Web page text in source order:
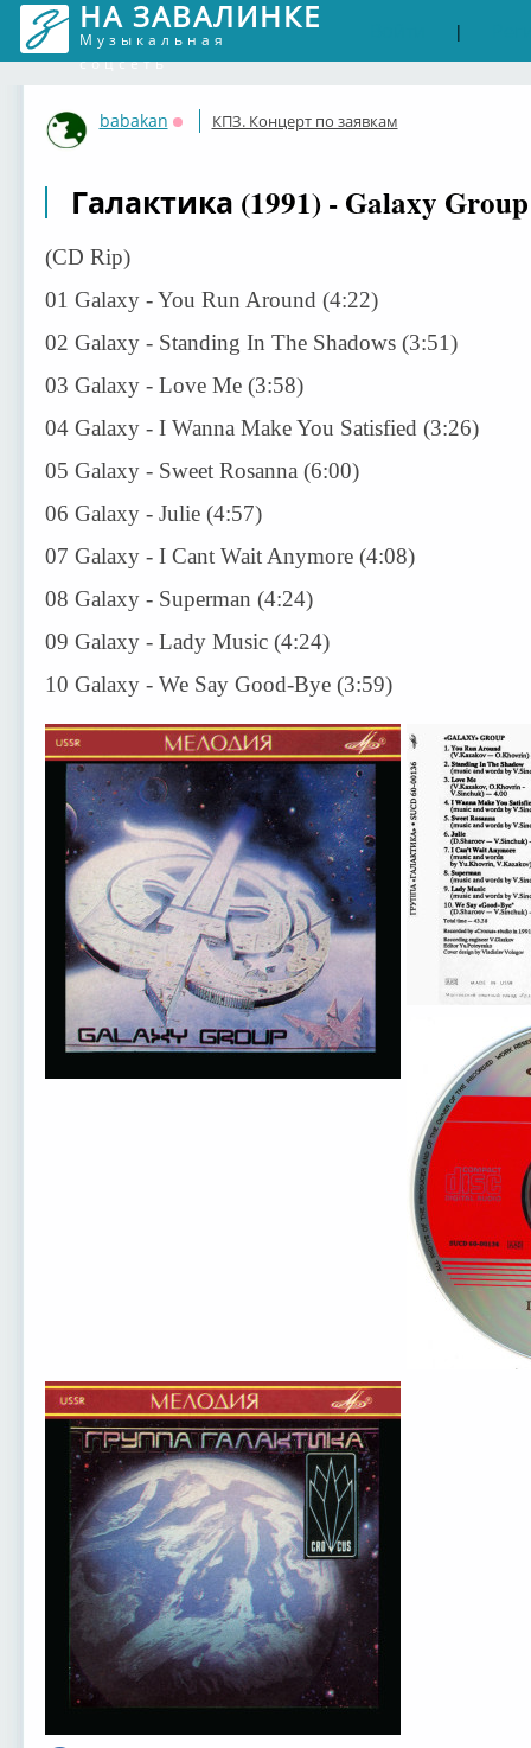
НА ЗАВАЛИНКЕ
Музыкальная
соцсеть
|
babakan
Оффлайн
КПЗ. Концерт по заявкам
Галактика (1991) - Galaxy Group
(CD Rip)
01 Galaxy - You Run Around (4:22)
02 Galaxy - Standing In The Shadows (3:51)
03 Galaxy - Love Me (3:58)
04 Galaxy - I Wanna Make You Satisfied (3:26)
05 Galaxy - Sweet Rosanna (6:00)
06 Galaxy - Julie (4:57)
07 Galaxy - I Cant Wait Anymore (4:08)
08 Galaxy - Superman (4:24)
09 Galaxy - Lady Music (4:24)
10 Galaxy - We Say Good-Bye (3:59)